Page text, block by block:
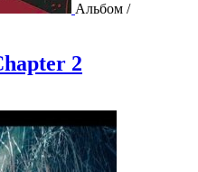
Альбом /
2